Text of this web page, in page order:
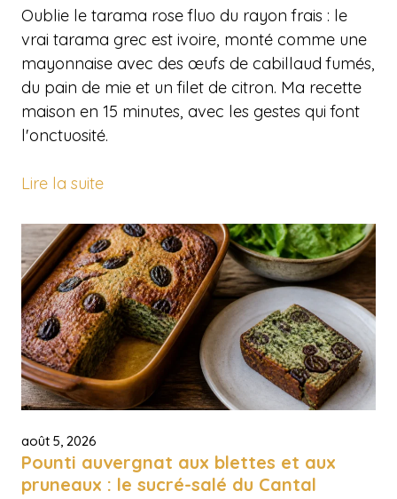
Oublie le tarama rose fluo du rayon frais : le
vrai tarama grec est ivoire, monté comme une
mayonnaise avec des œufs de cabillaud fumés,
du pain de mie et un filet de citron. Ma recette
maison en 15 minutes, avec les gestes qui font
l'onctuosité.
Lire la suite
août 5, 2026
Pounti auvergnat aux blettes et aux
pruneaux : le sucré-salé du Cantal